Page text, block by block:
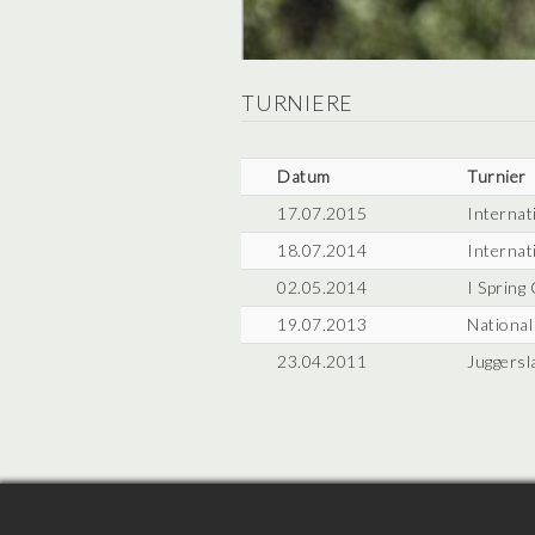
TURNIERE
Datum
Turnier
17.07.2015
18.07.2014
02.05.2014
I Spring
19.07.2013
23.04.2011